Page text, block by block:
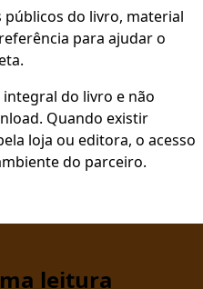
públicos do livro, material
para ajudar o
do livro e não
Quando existir
loja ou editora, o acesso
do parceiro.
leitura